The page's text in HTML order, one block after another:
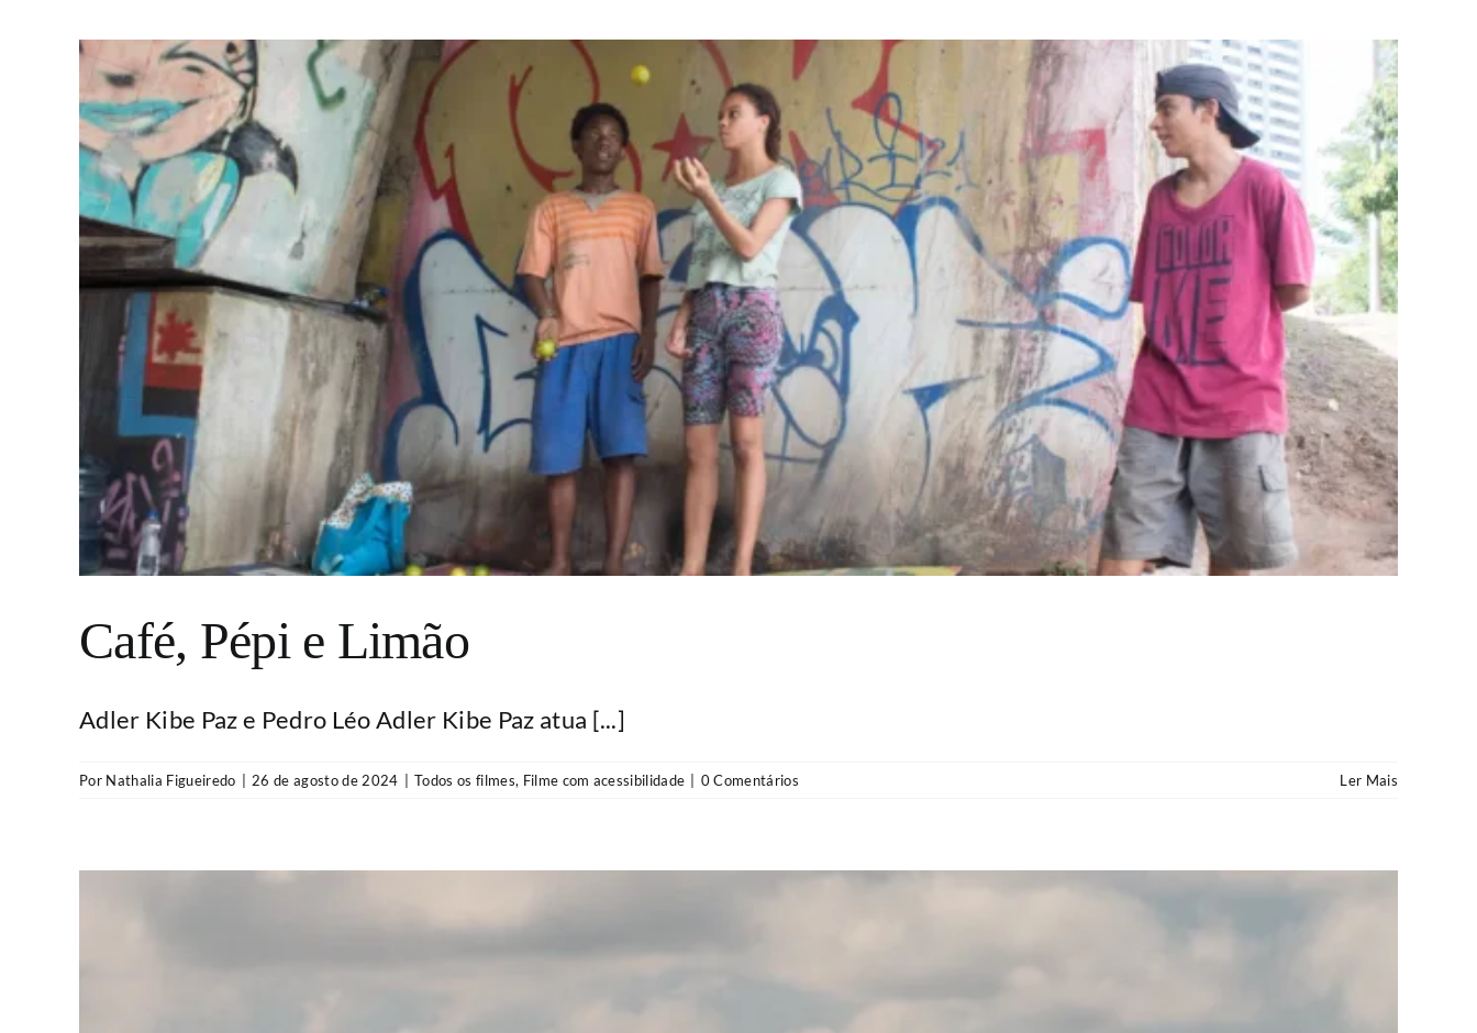
Café, Pépi e Limão
Adler Kibe Paz e Pedro Léo Adler Kibe Paz atua [...]
Por Nathalia Figueiredo 26 de agosto de 2024 Todos os filmes, Filme com acessibilidade 0 Comentários Ler Mais